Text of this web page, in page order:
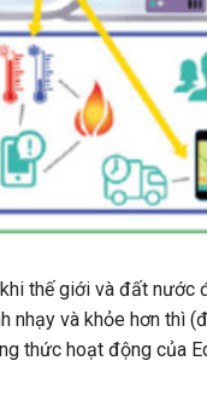
thế giới và đất nước
nhạy và khỏe hơn thì
thức hoạt động của